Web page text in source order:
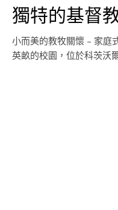
獨特的基督
小而美的教牧關懷 – 家庭
英畝的校園，位於科茨沃